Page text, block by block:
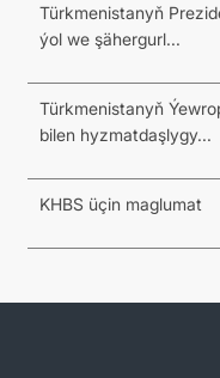
Türkmenistanyň
ýol we şähergurl...
Türkmenistanyň
bilen hyzmatdaşlygy...
KHBS üçin maglumat